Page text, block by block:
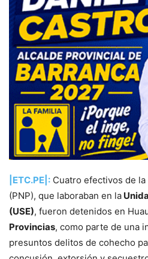
|ETC.PE|: Cuatro efectivos de
(PNP), que laboraban en la
(USE), fueron detenidos en
Provincias, como parte de una
presuntos delitos de cohecho